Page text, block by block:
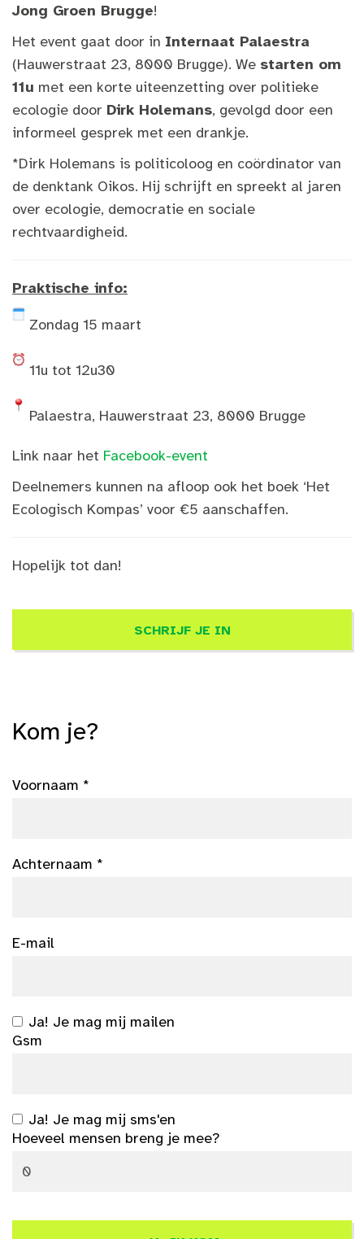
Jong Groen Brugge!
Het event gaat door in Internaat Palaestra
(Hauwerstraat 23, 8000 Brugge). We starten om
11u met een korte uiteenzetting over politieke
ecologie door Dirk Holemans, gevolgd door een
informeel gesprek met een drankje.
*Dirk Holemans is politicoloog en coördinator van
de denktank Oikos. Hij schrijft en spreekt al jaren
over ecologie, democratie en sociale
rechtvaardigheid.
Praktische info:
Zondag 15 maart
11u tot 12u30
Palaestra, Hauwerstraat 23, 8000 Brugge
Link naar het Facebook-event
Deelnemers kunnen na afloop ook het boek ‘Het
Ecologisch Kompas’ voor €5 aanschaffen.
Hopelijk tot dan!
SCHRIJF JE IN
Kom je?
Voornaam *
Achternaam *
E-mail
Ja! Je mag mij mailen
Gsm
Ja! Je mag mij sms'en
Hoeveel mensen breng je mee?